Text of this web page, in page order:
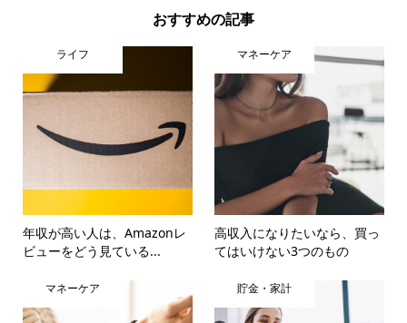
おすすめの記事
ライフ
年収が高い人は、Amazonレ
ビューをどう見ている...
マネーケア
高収入になりたいなら、買っ
てはいけない3つのもの
マネーケア 貯金・家計